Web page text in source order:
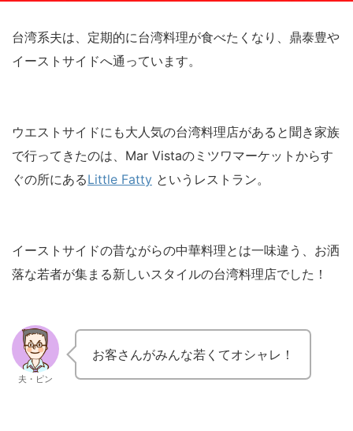
台湾系夫は、定期的に台湾料理が食べたくなり、鼎泰豊や
イーストサイドへ通っています。
ウエストサイドにも大人気の台湾料理店があると聞き家族
で行ってきたのは、Mar Vistaのミツワマーケットからす
ぐの所にあるLittle Fatty というレストラン。
イーストサイドの昔ながらの中華料理とは一味違う、お洒
落な若者が集まる新しいスタイルの台湾料理店でした！
夫・ピン
お客さんがみんな若くてオシャレ！